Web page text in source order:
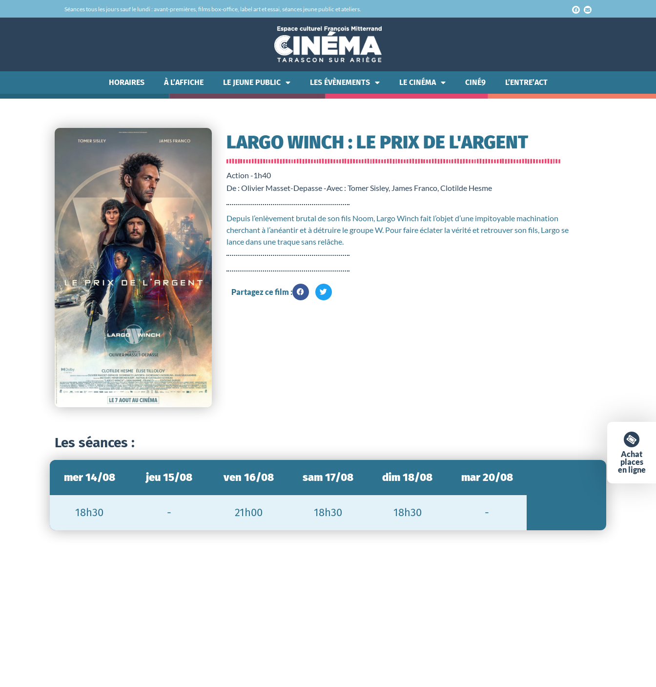
Séances tous les jours sauf le lundi : avant-premières, films box-office, label art et essai, séances jeune public et ateliers.
HORAIRES À L’AFFICHE LE JEUNE PUBLIC LES ÉVÈNEMENTS LE CINÉMA CINÉ9 L’ENTRE’ACT
LARGO WINCH : LE PRIX DE L'ARGENT
Action -1h40
De : Olivier Masset-Depasse -Avec : Tomer Sisley, James Franco, Clotilde Hesme
Depuis l’enlèvement brutal de son fils Noom, Largo Winch fait l’objet d’une impitoyable machination
cherchant à l’anéantir et à détruire le groupe W. Pour faire éclater la vérité et retrouver son fils, Largo se
lance dans une traque sans relâche.
Partagez ce film :
Les séances :
Achat
places
en ligne
mer 14/08
18h30
jeu 15/08
-
ven 16/08
21h00
sam 17/08
18h30
dim 18/08
18h30
mar 20/08
-